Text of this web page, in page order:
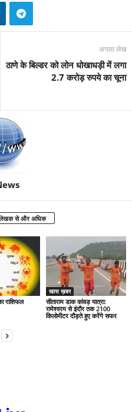
अगला लेख
ठाणे के बिल्डर को लोन धोखाधड़ी में लगा
2.7 करोड़ रुपये का चूना
से और अधिक
राशिफल
खास ख़बर
सीताराम डाक कांवड़ यात्रा:
रामेश्वरम से इंदौर तक 2100
किलोमीटर दौड़ते हुए करेंगे सफर